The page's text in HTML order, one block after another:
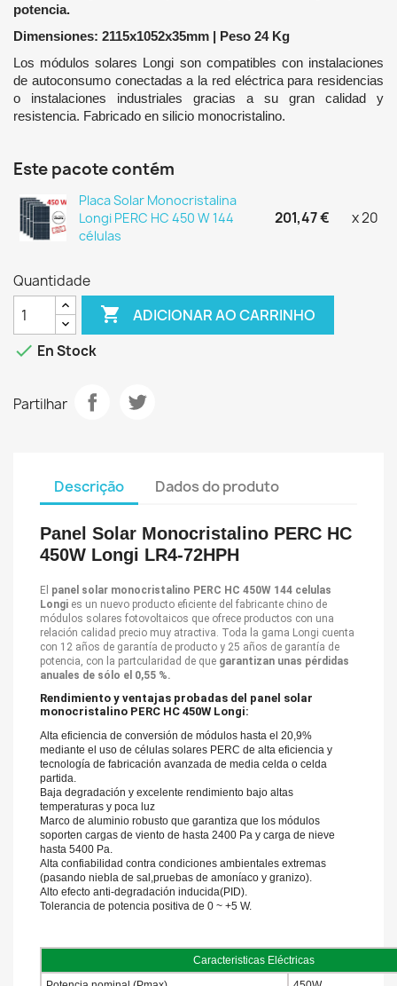
potencia.
Dimensiones: 2115x1052x35mm | Peso 24 Kg
Los módulos solares Longi son compatibles con instalaciones
de autoconsumo conectadas a la red eléctrica para residencias
o instalaciones industriales gracias a su gran calidad y
resistencia. Fabricado en silicio monocristalino.
Este pacote contém
Placa Solar Monocristalina
Longi PERC HC 450 W 144
células
201,47 € x 20
Quantidade
 ADICIONAR AO CARRINHO
 En Stock
Partilhar
Descrição Dados do produto
Panel Solar Monocristalino PERC HC
450W Longi LR4-72HPH
El panel solar monocristalino PERC HC 450W 144 celulas
Longi es un nuevo producto eficiente del fabricante chino de
módulos solares fotovoltaicos que ofrece productos con una
relación calidad precio muy atractiva. Toda la gama Longi cuenta
con 12 años de garantía de producto y 25 años de garantía de
potencia, con la partcularidad de que garantizan unas pérdidas
anuales de sólo el 0,55 %.
Rendimiento y ventajas probadas del panel solar
monocristalino PERC HC 450W Longi:
Alta eficiencia de conversión de módulos hasta el 20,9%
mediante el uso de células solares PERC de alta eficiencia y
tecnología de fabricación avanzada de media celda o celda
partida.
Baja degradación y excelente rendimiento bajo altas
temperaturas y poca luz
Marco de aluminio robusto que garantiza que los módulos
soporten cargas de viento de hasta 2400 Pa y carga de nieve
hasta 5400 Pa.
Alta confiabilidad contra condiciones ambientales extremas
(pasando niebla de sal,pruebas de amoníaco y granizo).
Alto efecto anti-degradación inducida(PID).
Tolerancia de potencia positiva de 0 ~ +5 W.
Caracteristicas Eléctricas